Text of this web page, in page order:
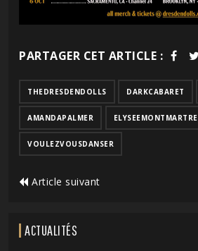
PARTAGER CET ARTICLE :
THEDRESDENDOLLS DARKCABARET
AMANDAPALMER ELYSEEMONTMARTRE
VOULEZVOUSDANSER
Article suivant
ACTUALITÉS